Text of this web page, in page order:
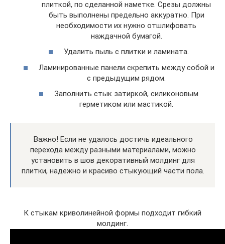
плиткой, по сделанной наметке. Срезы должны
быть выполнены предельно аккуратно. При
необходимости их нужно отшлифовать
наждачной бумагой.
Удалить пыль с плитки и ламината.
Ламинированные панели скрепить между собой и
с предыдущим рядом.
Заполнить стык затиркой, силиконовым
герметиком или мастикой.
Важно! Если не удалось достичь идеального
перехода между разными материалами, можно
установить в шов декоративный молдинг для
плитки, надежно и красиво стыкующий части пола.
К стыкам криволинейной формы подходит гибкий
молдинг.